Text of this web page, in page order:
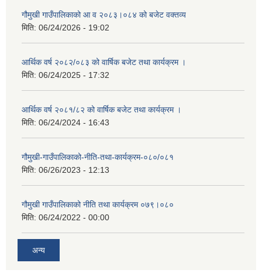
गौमुखी गाउँपालिकाको आ व २०८३।०८४ को बजेट वक्तव्य
मिति: 06/24/2026 - 19:02
आर्थिक वर्ष २०८२/०८३ को वार्षिक बजेट तथा कार्यक्रम ।
मिति: 06/24/2025 - 17:32
आर्थिक वर्ष २०८१/८२ को वार्षिक बजेट तथा कार्यक्रम ।
मिति: 06/24/2024 - 16:43
गौमुखी-गाउँपालिकाको-नीति-तथा-कार्यक्रम-०८०/०८१
मिति: 06/26/2023 - 12:13
गौमुखी गाउँपालिकाको नीति तथा कार्यक्रम ०७९।०८०
मिति: 06/24/2022 - 00:00
अन्य